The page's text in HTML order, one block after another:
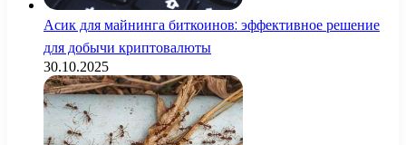
Асик для майнинга биткоинов: эффективное решение
для добычи криптовалюты
30.10.2025